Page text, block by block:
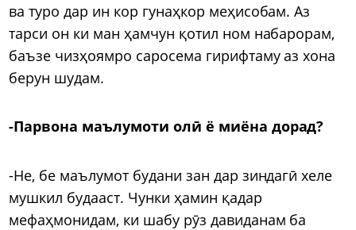
ва туро дар ин кор гунаҳкор меҳисобам. Аз
тарси он ки ман ҳамчун қотил ном набарорам,
баъзе чизҳоямро саросема гирифтаму аз хона
берун шудам.
-Парвона маълумоти олӣ ё миёна дорад?
-Не, бе маълумот будани зан дар зиндагӣ хеле
мушкил будааст. Чунки ҳамин қадар
мефаҳмонидам, ки шабу рӯз давиданам ба